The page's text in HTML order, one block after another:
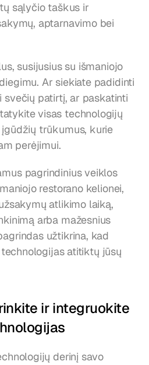
sąlyčio taškus ir
aptarnavimo bei
susijusius su išmaniojo
Ar siekiate padidinti
svečių patirtį, ar paskatinti
visas technologijų
trūkumus, kurie
perėjimui.
pagrindinius veiklos
restorano kelionei,
atlikimo laiką,
arba mažesnius
užtikrina, kad
atitiktų jūsų
ir integruokite
derinį savo